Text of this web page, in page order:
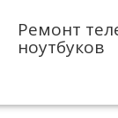
Ремонт
ноутбуков